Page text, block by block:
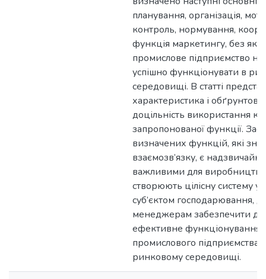
планування, організація,
контроль, нормування,
функція маркетингу, без
промислове підприємство
успішно функціонувати в
середовищі. В статті
характеристика і
доцільність використання
запропонованої функції.
визначених функцій, які
взаємозв’язку, є надзвичайно
важливими для виробництва
створюють цілісну систему
суб’єктом господарювання,
менеджерам забезпечити
ефективне функціонування
промислового підприємства
ринковому середовищі.